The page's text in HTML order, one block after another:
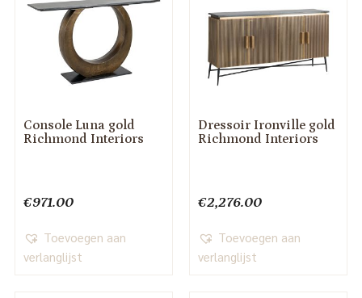
Console Luna gold
Richmond Interiors
€971.00
Toevoegen aan
verlanglijst
Dressoir Ironville gold
Richmond Interiors
€2,276.00
Toevoegen aan
verlanglijst